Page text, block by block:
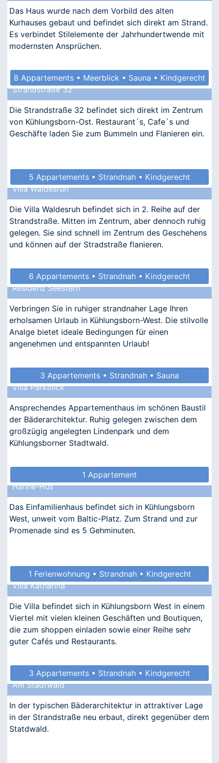
Das Haus wurde nach dem Vorbild des alten
Kurhauses gebaut und befindet sich direkt am Strand.
Es verbindet Stilelemente der Jahrhundertwende mit
modernsten Ansprüchen.
8 Appartements • Meerblick • Sauna • Kindgerecht
Strandstraße 32
Die Strandstraße 32 befindet sich direkt im Zentrum
von Kühlungsborn-Ost. Restaurant´s, Cafe´s und
Geschäfte laden Sie zum Bummeln und Flanieren ein.
5 Appartements • Strandnah • Kindgerecht
Villa Waldesruh
Die Villa Waldesruh befindet sich in 2. Reihe auf der
Strandstraße. Mitten im Zentrum, aber dennoch ruhig
gelegen. Sie sind schnell im Zentrum des Geschehens
und können auf der Stradstraße flanieren.
6 Appartements • Strandnah • Kindgerecht
• Allergikergeeignet
Residenz Seestern
Verbringen Sie in ruhiger strandnaher Lage Ihren
erholsamen Urlaub in Kühlungsborn-West. Die stilvolle
Analge bietet ideale Bedingungen für einen
angenehmen und entspannten Urlaub!
3 Appartements • Strandnah • Sauna
Villa Parkblick
Ansprechendes Appartementhaus im schönen Baustil
der Bäderarchitektur. Ruhig gelegen zwischen dem
großzügig angelegten Lindenpark und dem
Kühlungsborner Stadtwald.
1 Appartement
Hanne-Hus
Das Einfamilienhaus befindet sich in Kühlungsborn
West, unweit vom Baltic-Platz. Zum Strand und zur
Promenade sind es 5 Gehminuten.
1 Ferienwohnung • Strandnah • Kindgerecht
Villa Katharina
Die Villa befindet sich in Kühlungsborn West in einem
Viertel mit vielen kleinen Geschäften und Boutiquen,
die zum shoppen einladen sowie einer Reihe sehr
guter Cafés und Restaurants.
3 Appartements • Strandnah • Kindgerecht
Am Stadtwald
In der typischen Bäderarchitektur in attraktiver Lage
in der Strandstraße neu erbaut, direkt gegenüber dem
Statdwald.